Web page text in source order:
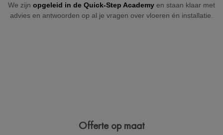
We zijn opgeleid in de Quick-Step Academy en staan klaar met
advies en antwoorden op al je vragen over vloeren én installatie.
Offerte op maat